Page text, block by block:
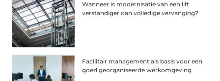
Wanneer is modernisatie van een lift
verstandiger dan volledige vervanging?
Facilitair management als basis voor een
goed georganiseerde werkomgeving